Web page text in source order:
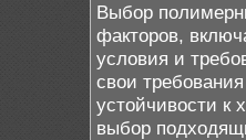
Выбор
факторов,
условия и
свои
устойчивости к
выбор